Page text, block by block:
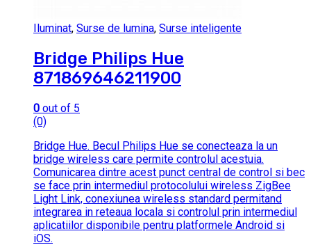
Iluminat, Surse de lumina, Surse inteligente
Bridge Philips Hue
871869646211900
0 out of 5
(0)
Bridge Hue. Becul Philips Hue se conecteaza la un
bridge wireless care permite controlul acestuia.
Comunicarea dintre acest punct central de control si bec
se face prin intermediul protocolului wireless ZigBee
Light Link, conexiunea wireless standard permitand
integrarea in reteaua locala si controlul prin intermediul
aplicatiilor disponibile pentru platformele Android si
iOS.